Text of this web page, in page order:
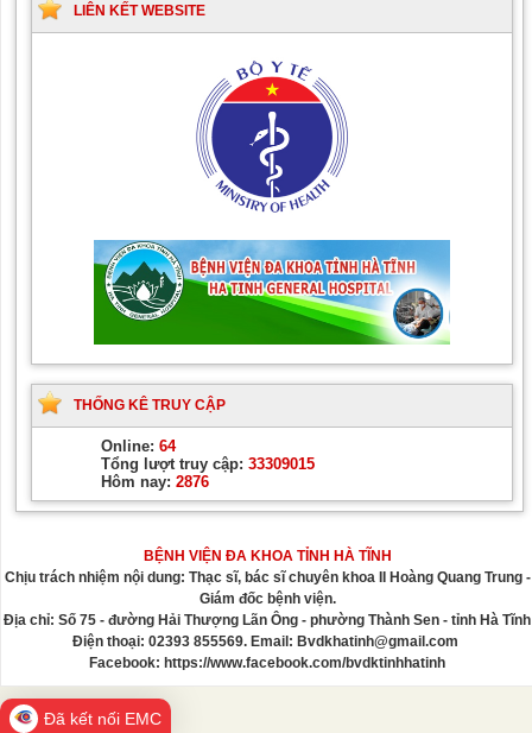
LIÊN KẾT WEBSITE
THỐNG KÊ TRUY CẬP
Online: 64
Tổng lượt truy cập: 33309015
Hôm nay: 2876
BỆNH VIỆN ĐA KHOA TỈNH HÀ TĨNH
Chịu trách nhiệm nội dung: Thạc sĩ, bác sĩ chuyên khoa II Hoàng Quang Trung -
Giám đốc bệnh viện.
Địa chỉ: Số 75 - đường Hải Thượng Lãn Ông - phường Thành Sen - tỉnh Hà Tĩnh
Điện thoại: 02393 855569. Email: Bvdkhatinh@gmail.com
Facebook: https://www.facebook.com/bvdktinhhatinh
Đã kết nối EMC